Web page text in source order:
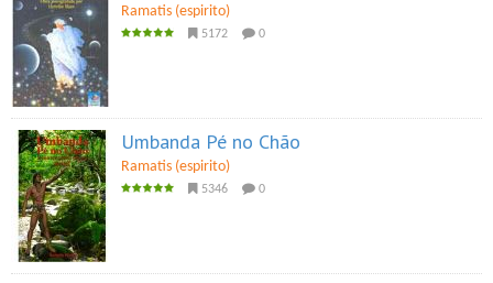
Ramatis (espirito)
5172 0
Umbanda Pé no Chão
Ramatis (espirito)
5346 0